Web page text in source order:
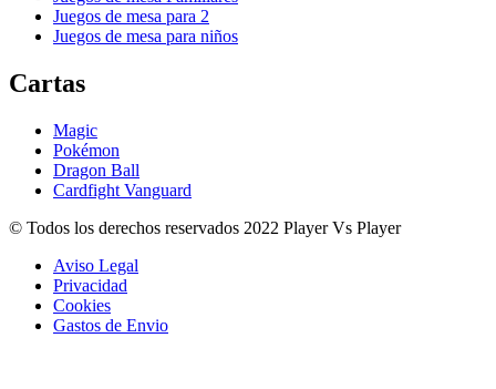
Juegos de mesa para 2
Juegos de mesa para niños
Cartas
Magic
Pokémon
Dragon Ball
Cardfight Vanguard
© Todos los derechos reservados 2022 Player Vs Player
Aviso Legal
Privacidad
Cookies
Gastos de Envio